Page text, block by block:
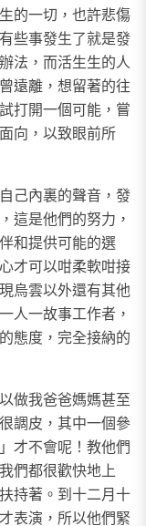
的一切，也許悲傷
些事發生了就是發
法，而活生生的人
遠離，想留著的往
打開一個可能，嘗
向，以致眼前所
己內裏的聲音，發
這是他們的努力，
和提供可能的選
才可以咁柔軟咁接
烏雲以外還有其他
人一故事工作者，
態度，完全接納的
做我爸爸媽媽甚至
調皮，其中一個參
才不會呢！教他們
們都很歡快地上
持著。到十二月十
表演，所以他們緊